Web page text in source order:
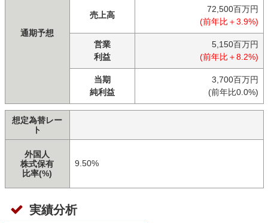
通期予想
売上高
72,500百万円
(前年比＋3.9%)
営業
利益
5,150百万円
(前年比＋8.2%)
当期
純利益
3,700百万円
(前年比0.0%)
想定為替レー
ト
外国人
株式保有
比率(%)
9.50%
実績分析